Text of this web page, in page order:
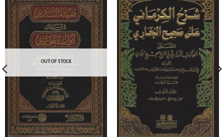
OUT OF STOCK